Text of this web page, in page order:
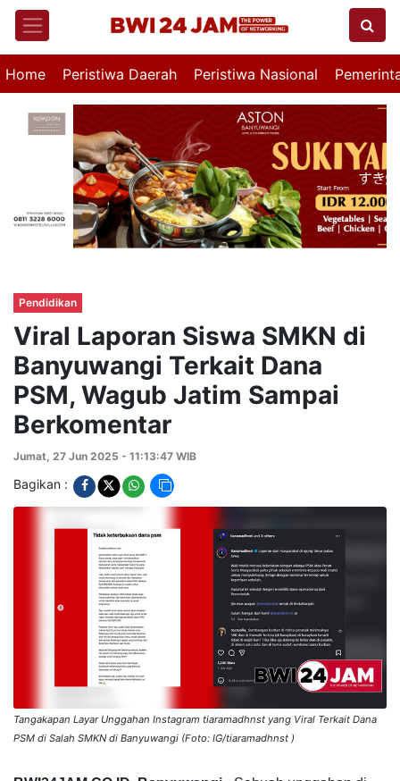
Home Peristiwa Daerah Peristiwa Nasional
Pendidikan
Viral Laporan Siswa SMKN di
Banyuwangi Terkait Dana
PSM, Wagub Jatim Sampai
Berkomentar
Jumat, 27 Jun 2025 - 11:13:47 WIB
Bagikan :
Tangakapan Layar Unggahan Instagram tiaramadhnst yang Viral Terkait Dana
PSM di Salah SMKN di Banyuwangi (Foto: IG/tiaramadhnst )